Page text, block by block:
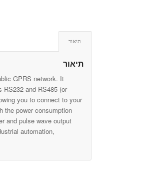
תיאור
תיאור
GPRS network. It
RS232 and RS485 (or
you to connect to your
the power consumption
and pulse wave output
automation,